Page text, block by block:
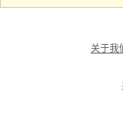
关于我